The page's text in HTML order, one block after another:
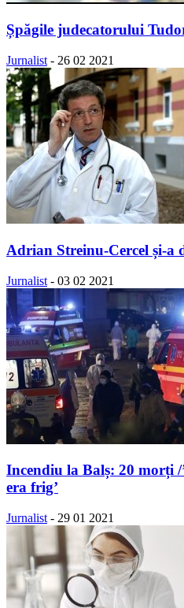
Șpăgile judecatorului
Jurnalist - 26 02 2021
Adrian Streinu-Cercel și-a
Jurnalist - 03 02 2021
Incendiu la Balș: 20 morți /
era frig’
Jurnalist - 29 01 2021